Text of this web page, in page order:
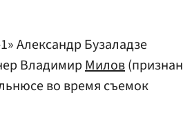
Александр Бузаладзе
ВладимирМилов(признан
во время съемок